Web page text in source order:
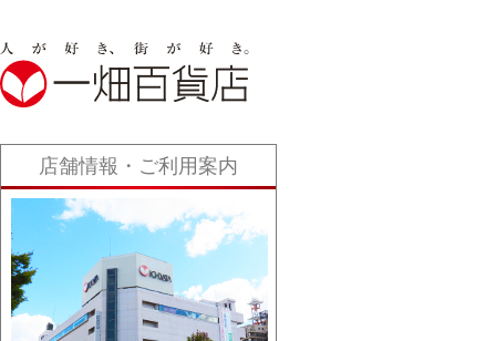
店舗情報・ご利用案内